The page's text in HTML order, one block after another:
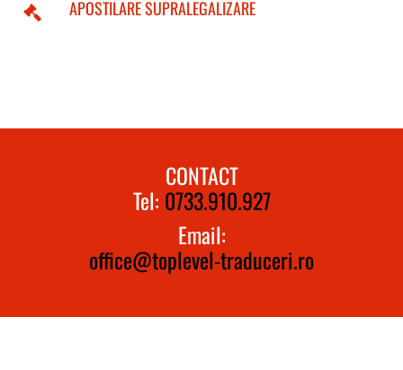
APOSTILARE SUPRALEGALIZARE
CONTACT
Tel: 0733.910.927
Email:
office@toplevel-traduceri.ro